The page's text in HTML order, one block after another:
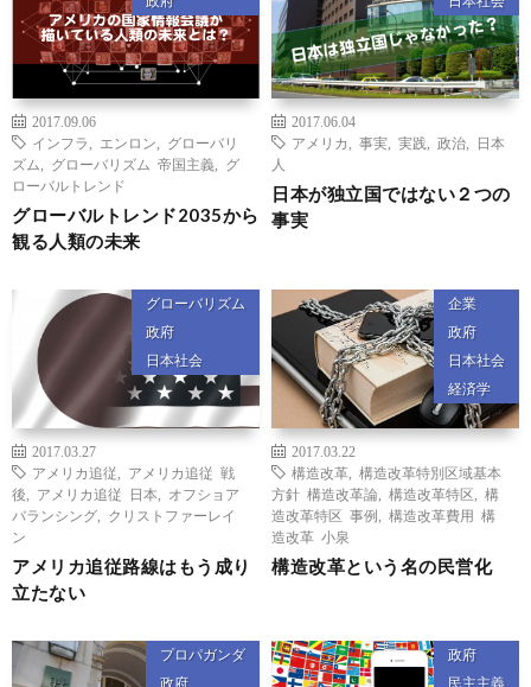
2017.09.06
インフラ
エンロン
グローバリ
ズム
グローバリズム 帝国主義
グ
ローバルトレンド
グローバルトレンド2035から
観る人類の未来
2017.06.04
アメリカ
事実 実践 政治
日本
人
日本が独立国ではない２つの
事実
グローバリズム
政府
日本社会
2017.03.27
アメリカ追従
アメリカ追従 戦
後
アメリカ追従 日本
オフショア
バランシング
クリストファーレイ
ン
アメリカ追従路線はもう成り
立たない
企業
政府
日本社会
経済学
2017.03.22
構造改革
構造改革特別区域基本
方針 構造改革論
構造改革特区
構
造改革特区 事例
構造改革費用 構
造改革 小泉
構造改革という名の民営化
プロパガンダ
政府
政府
民主主義